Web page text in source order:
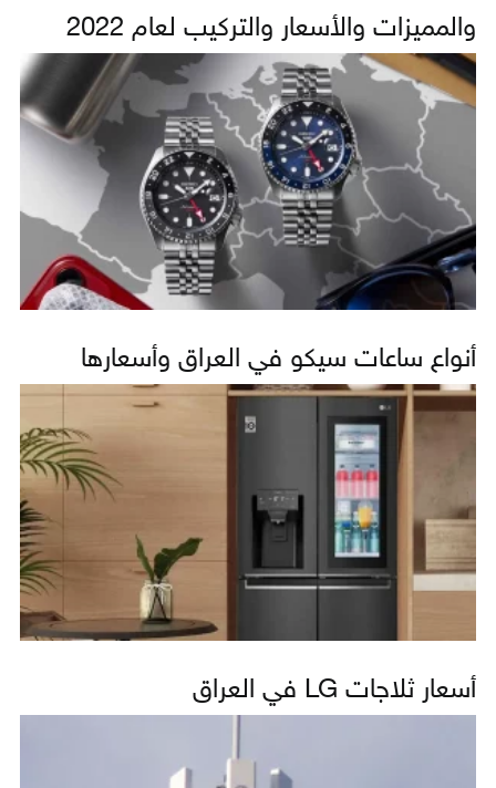
والمميزات والأسعار والتركيب لعام 2022
أنواع ساعات سيكو في العراق وأسعارها
أسعار ثلاجات LG في العراق